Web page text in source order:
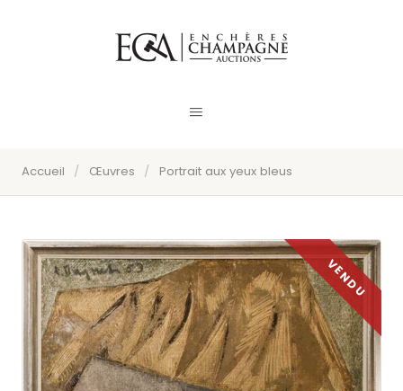
Accueil / Œuvres / Portrait aux yeux bleus